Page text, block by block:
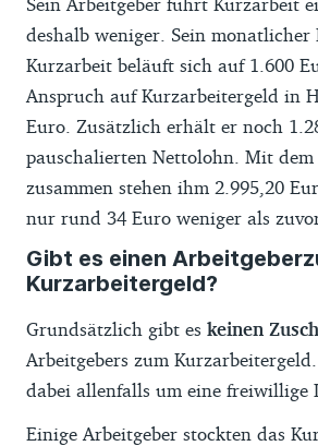
deshalb weniger. Sein
Kurzarbeit beläuft sich auf 1.600
Anspruch auf Kurzarbeitergeld in
Euro. Zusätzlich erhält er noch
pauschalierten Nettolohn. Mit
zusammen stehen ihm 2.995,20
nur rund 34 Euro weniger als
Gibt es einen
Kurzarbeitergeld?
Grundsätzlich gibt es keinen
Arbeitgebers zum
dabei allenfalls um eine freiwillige
Einige Arbeitgeber stockten das